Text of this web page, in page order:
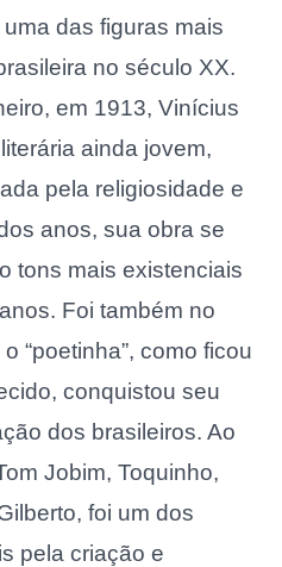
das figuras mais
no século XX.
em 1913, Vinícius
ainda jovem,
pela religiosidade e
anos, sua obra se
tons mais existenciais
Foi também no
“poetinha”, como ficou
conquistou seu
dos brasileiros. Ao
Jobim, Toquinho,
foi um dos
pela criação e